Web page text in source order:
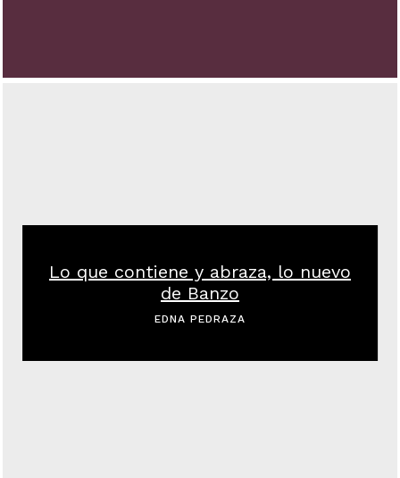
Lo que contiene y abraza, lo nuevo
de Banzo
EDNA PEDRAZA